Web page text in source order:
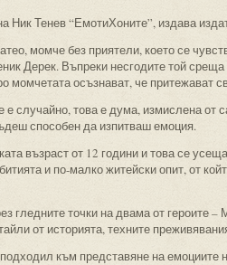
Ник Тенев “ЕмотиХоните”, издава
момче без приятели, което се
Дерек. Въпреки несгодите той
момчетата осъзнават, че притежават
е случайно, това е дума, измислена от
способен да изпитваш емоция.
възраст от 12 години и това се
и по-малко житейски опит, от
гледните точки на двама от героите
от историята, техните
към представяне на